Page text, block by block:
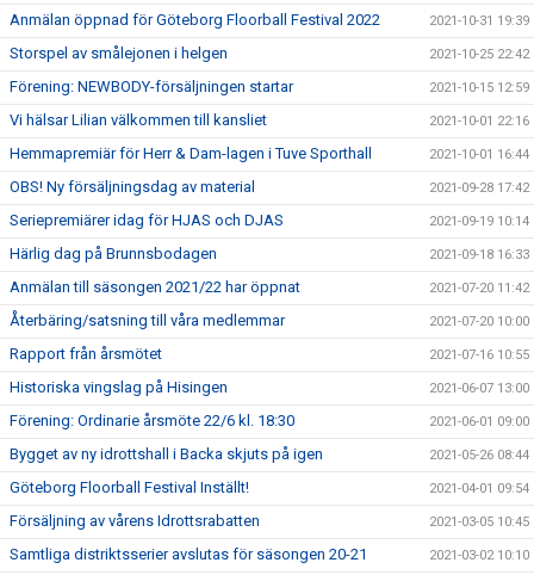
Anmälan öppnad för Göteborg Floorball Festival 2022 2021-10-31 19:39
Storspel av smålejonen i helgen 2021-10-25 22:42
Förening: NEWBODY-försäljningen startar 2021-10-15 12:59
Vi hälsar Lilian välkommen till kansliet 2021-10-01 22:16
Hemmapremiär för Herr & Dam-lagen i Tuve Sporthall 2021-10-01 16:44
OBS! Ny försäljningsdag av material 2021-09-28 17:42
Seriepremiärer idag för HJAS och DJAS 2021-09-19 10:14
Härlig dag på Brunnsbodagen 2021-09-18 16:33
Anmälan till säsongen 2021/22 har öppnat 2021-07-20 11:42
Återbäring/satsning till våra medlemmar 2021-07-20 10:00
Rapport från årsmötet 2021-07-16 10:55
Historiska vingslag på Hisingen 2021-06-07 13:00
Förening: Ordinarie årsmöte 22/6 kl. 18:30 2021-06-01 09:00
Bygget av ny idrottshall i Backa skjuts på igen 2021-05-26 08:44
Göteborg Floorball Festival Inställt! 2021-04-01 09:54
Försäljning av vårens Idrottsrabatten 2021-03-05 10:45
Samtliga distriktsserier avslutas för säsongen 20-21 2021-03-02 10:10